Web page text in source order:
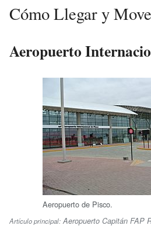
Cómo Llegar y
Aeropuerto
Aeropuerto de Pisco.
Artículo principal: Aeropuerto Capitán FAP